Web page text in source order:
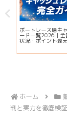
ボートレース場キ
ード一覧2026｜全
状況・ポイント還
とめ
ホーム
判と実力を徹底検